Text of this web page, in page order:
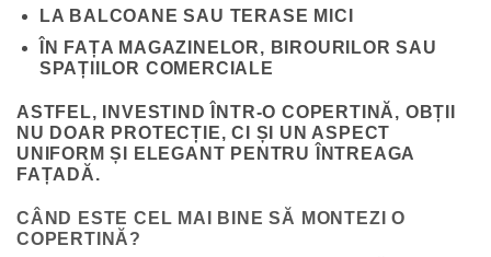
LA BALCOANE SAU TERASE MICI
ÎN FAȚA MAGAZINELOR, BIROURILOR SAU
SPAȚIILOR COMERCIALE
ASTFEL, INVESTIND ÎNTR-O COPERTINĂ, OBȚII
NU DOAR PROTECȚIE, CI ȘI UN ASPECT
UNIFORM ȘI ELEGANT PENTRU ÎNTREAGA
FAȚADĂ.
CÂND ESTE CEL MAI BINE SĂ MONTEZI O
COPERTINĂ?